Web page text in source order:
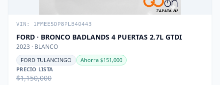
VIN: 1FMEE5DP8PLB40443
FORD · BRONCO BADLANDS 4 PUERTAS 2.7L GTDI
2023 · BLANCO
FORD TULANCINGO
Ahorra $151,000
PRECIO LISTA
$1,150,000